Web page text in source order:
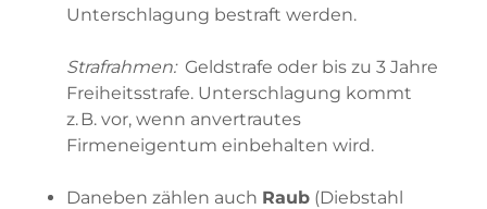
Unterschlagung bestraft werden.
Strafrahmen: Geldstrafe oder bis zu 3 Jahre
Freiheitsstrafe. Unterschlagung kommt
z. B. vor, wenn anvertrautes
Firmeneigentum einbehalten wird.
Daneben zählen auch Raub(Diebstahl